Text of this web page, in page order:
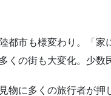
都市も様変わり。「
くの街も大変化。少数
物に多くの旅行者が